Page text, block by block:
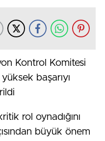
Kontrol Komitesi
başarıyı
rol oynadığını
büyük önem